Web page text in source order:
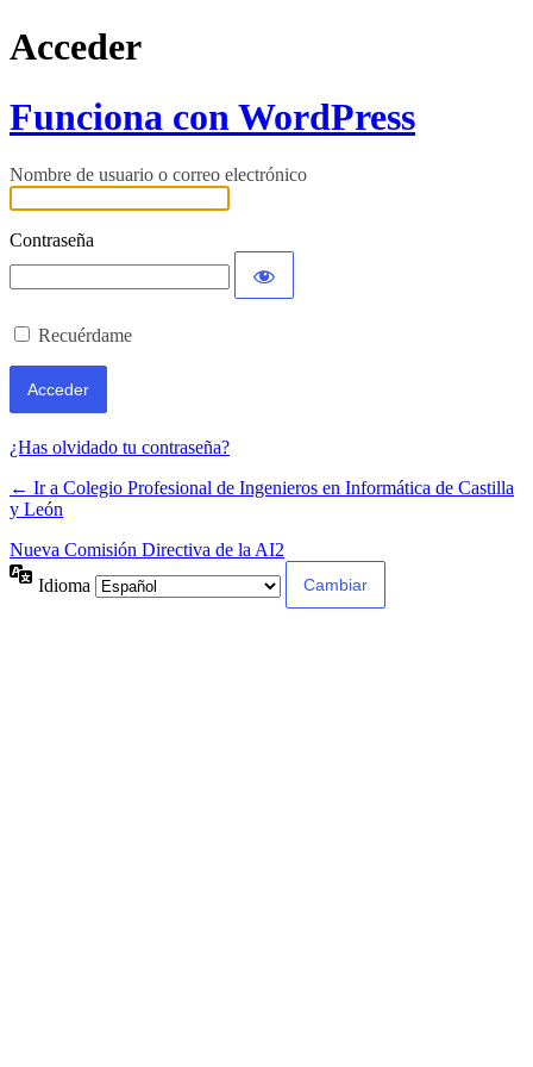
Acceder
Funciona con WordPress
Nombre de usuario o correo electrónico
Contraseña
Recuérdame
¿Has olvidado tu contraseña?
← Ir a Colegio Profesional de Ingenieros en Informática de Castilla
y León
Nueva Comisión Directiva de la AI2
Idioma